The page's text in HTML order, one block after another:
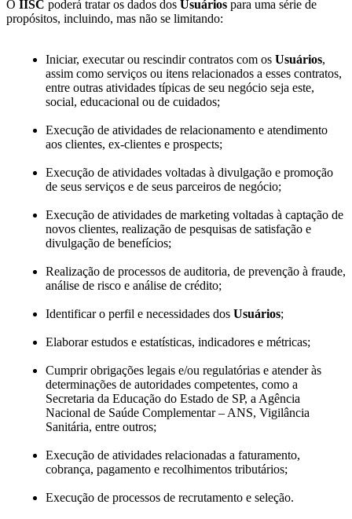
O IISC poderá tratar os dados dos Usuários para uma série de
propósitos, incluindo, mas não se limitando:
Iniciar, executar ou rescindir contratos com os Usuários,
assim como serviços ou itens relacionados a esses contratos,
entre outras atividades típicas de seu negócio seja este,
social, educacional ou de cuidados;
Execução de atividades de relacionamento e atendimento
aos clientes, ex-clientes e prospects;
Execução de atividades voltadas à divulgação e promoção
de seus serviços e de seus parceiros de negócio;
Execução de atividades de marketing voltadas à captação de
novos clientes, realização de pesquisas de satisfação e
divulgação de benefícios;
Realização de processos de auditoria, de prevenção à fraude,
análise de risco e análise de crédito;
Identificar o perfil e necessidades dos Usuários;
Elaborar estudos e estatísticas, indicadores e métricas;
Cumprir obrigações legais e/ou regulatórias e atender às
determinações de autoridades competentes, como a
Secretaria da Educação do Estado de SP, a Agência
Nacional de Saúde Complementar – ANS, Vigilância
Sanitária, entre outros;
Execução de atividades relacionadas a faturamento,
cobrança, pagamento e recolhimentos tributários;
Execução de processos de recrutamento e seleção.